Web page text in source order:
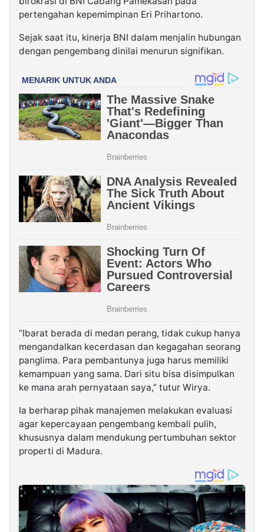
pertengahan kepemimpinan Eri Prihartono.
Sejak saat itu, kinerja BNI dalam menjalin hubungan
dengan pengembang dinilai menurun signifikan.
“Ibarat berada di medan perang, tidak cukup hanya
mengandalkan kecerdasan dan kegagahan seorang
panglima. Para pembantunya juga harus memiliki
kemampuan yang sama. Dari situ bisa disimpulkan
ke mana arah pernyataan saya,” tutur Wirya.
Ia berharap pihak manajemen melakukan evaluasi
agar kepercayaan pengembang kembali pulih,
khususnya dalam mendukung pertumbuhan sektor
properti di Madura.